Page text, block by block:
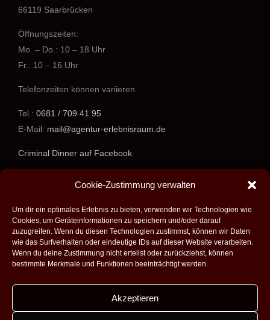
Cookie-Zustimmung verwalten
Um dir ein optimales Erlebnis zu bieten, verwenden wir Technologien wie
Cookies, um Geräteinformationen zu speichern und/oder darauf
zuzugreifen. Wenn du diesen Technologien zustimmst, können wir Daten
wie das Surfverhalten oder eindeutige IDs auf dieser Website verarbeiten.
Wenn du deine Zustimmung nicht erteilst oder zurückziehst, können
bestimmte Merkmale und Funktionen beeinträchtigt werden.
Akzeptieren
66119 Saarbrücken
Öffnungszeiten:
Mo. – Do.: 10 – 18 Uhr
Fr.: 10 – 16 Uhr
Telefonzeiten können variieren.
Tel.: 0681 / 709 41 95
E-Mail: mail@agentur-erlebnisraum.de
Criminal Dinner auf Facebook
Alle Rechte vorbehalten - 2026 -Agentur Erlebnisraum GmbH|